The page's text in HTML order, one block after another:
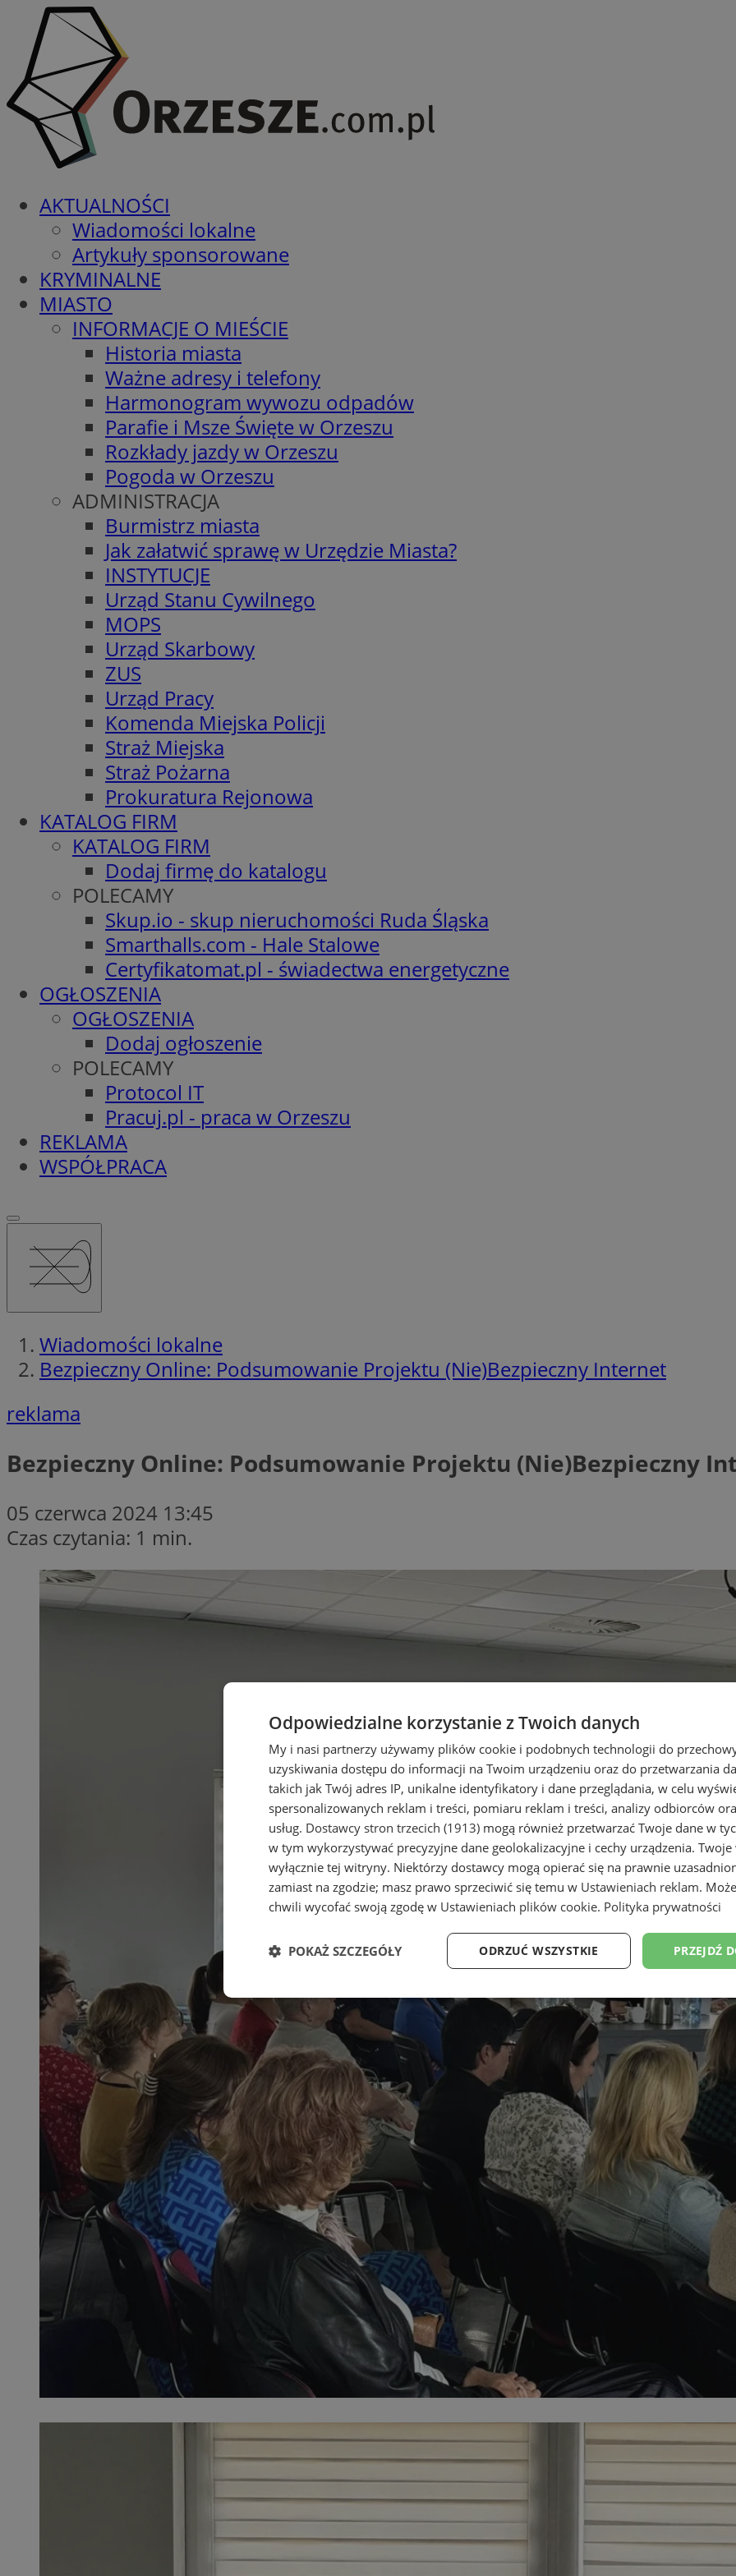
AKTUALNOŚCI
Wiadomości lokalne
Artykuły sponsorowane
KRYMINALNE
MIASTO
INFORMACJE O MIEŚCIE
Historia miasta
Ważne adresy i telefony
Harmonogram wywozu odpadów
Parafie i Msze Święte w Orzeszu
Rozkłady jazdy w Orzeszu
Pogoda w Orzeszu
ADMINISTRACJA
Burmistrz miasta
Jak załatwić sprawę w Urzędzie Miasta?
INSTYTUCJE
Urząd Stanu Cywilnego
MOPS
Urząd Skarbowy
ZUS
Urząd Pracy
Komenda Miejska Policji
Straż Miejska
Straż Pożarna
Prokuratura Rejonowa
KATALOG FIRM
KATALOG FIRM
Dodaj firmę do katalogu
POLECAMY
Skup.io - skup nieruchomości Ruda Śląska
Smarthalls.com - Hale Stalowe
Certyfikatomat.pl - świadectwa energetyczne
OGŁOSZENIA
OGŁOSZENIA
Dodaj ogłoszenie
POLECAMY
Protocol IT
Pracuj.pl - praca w Orzeszu
REKLAMA
WSPÓŁPRACA
Wiadomości lokalne
Bezpieczny Online: Podsumowanie Projektu (Nie)Bezpieczny Internet
reklama
Bezpieczny Online: Podsumowanie Projektu (Nie)Bezpieczny
05 czerwca 2024 13:45
Czas czytania: 1 min.
Odpowiedzialne korzystanie z Twoich danych
My i nasi partnerzy używamy plików cookie i podobnych technologii do
uzyskiwania dostępu do informacji na Twoim urządzeniu oraz do przetwarzania
takich jak Twój adres IP, unikalne identyfikatory i dane przeglądania, w celu
spersonalizowanych reklam i treści, pomiaru reklam i treści, analizy odbiorców
usług. Dostawcy stron trzecich (1913) mogą również przetwarzać Twoje dane w
w tym wykorzystywać precyzyjne dane geolokalizacyjne i cechy urządzenia.
wyłącznie tej witryny. Niektórzy dostawcy mogą opierać się na prawnie
zamiast na zgodzie; masz prawo sprzeciwić się temu w Ustawieniach reklam.
chwili wycofać swoją zgodę w Ustawieniach plików cookie. Polityka prywatności
PRZEJDŹ
ODRZUĆ WSZYSTKIE
POKAŻ SZCZEGÓŁY
Niezbędne Wydajność Targetowanie Funkcjonalność
Niezbędne Targetowanie Funkcjonalność
Niezbędne pliki cookie umożliwiają korzystanie z podstawowych funkcji strony internetowej, takich jak
zarządzanie kontem. Bez niezbędnych plików cookie nie można prawidłowo korzystać ze strony internetowej.
Nazwa
Provider
Okres
przechowywania
SessID
Ten plik cookie przechowuje
orzesze.com.pl
Ten plik cookie przechowuje
MvSessID
orzesze.com.pl
Ten plik cookie przechowuje
VISITOR_PRIVACY_METADATA
YouTube
Ten plik cookie przechowuje
użytkownika oraz jego
prywatności podczas korzystania
wybory dotyczące polityki
zgody, zapewniając ich
wizytach. Dzięki temu użytkownik
konfigurować swoich preferencji,
zgodność z regulacjami ochrony
__cf_bm
Cloudflare
.x.com
29 minut 59
Ten plik cookie służy do
umożliwia tworzenie ważnych
CookieScriptConsent
CookieScript
Script.com do zapamiętywania
zgody użytkownika na pliki cookie.
.twitter.com
to korzystne dla strony
korzystania z jej witryny
Google Privacy Policy